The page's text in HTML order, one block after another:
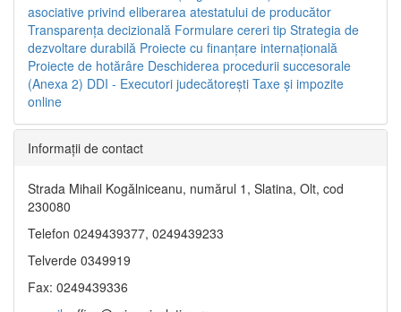
asociative privind eliberarea atestatului de producător
Transparenţa decizională Formulare cereri tip Strategia de
dezvoltare durabilă Proiecte cu finanţare internaţională
Proiecte de hotărâre Deschiderea procedurii succesorale
(Anexa 2) DDI - Executori judecătorești Taxe şi impozite
online
Informaţii de contact
Strada Mihail Kogălniceanu, numărul 1, Slatina, Olt, cod
230080
Telefon 0249439377, 0249439233
Telverde 0349919
Fax: 0249439336